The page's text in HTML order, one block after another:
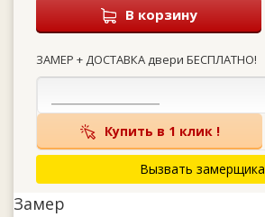
В корзину
ЗАМЕР + ДОСТАВКА двери БЕСПЛАТНО!
Купить в 1 клик !
Вызвать замерщика
Замер